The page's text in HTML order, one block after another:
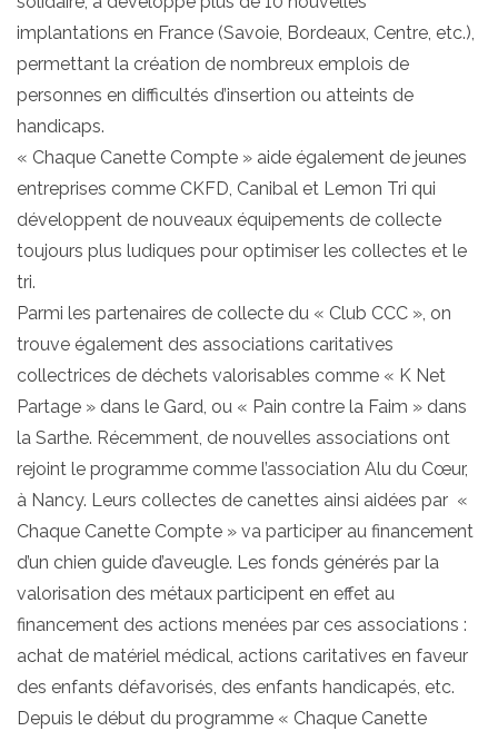
implantations en France (Savoie, Bordeaux, Centre, etc.),
permettant la création de nombreux emplois de
personnes en difficultés d’insertion ou atteints de
handicaps.
« Chaque Canette Compte » aide également de jeunes
entreprises comme CKFD, Canibal et Lemon Tri qui
développent de nouveaux équipements de collecte
toujours plus ludiques pour optimiser les collectes et le
tri.
Parmi les partenaires de collecte du « Club CCC », on
trouve également des associations caritatives
collectrices de déchets valorisables comme « K Net
Partage » dans le Gard, ou « Pain contre la Faim » dans
la Sarthe. Récemment, de nouvelles associations ont
rejoint le programme comme l’association Alu du Cœur,
à Nancy. Leurs collectes de canettes ainsi aidées par «
Chaque Canette Compte » va participer au financement
d’un chien guide d’aveugle. Les fonds générés par la
valorisation des métaux participent en effet au
financement des actions menées par ces associations :
achat de matériel médical, actions caritatives en faveur
des enfants défavorisés, des enfants handicapés, etc.
Depuis le début du programme « Chaque Canette